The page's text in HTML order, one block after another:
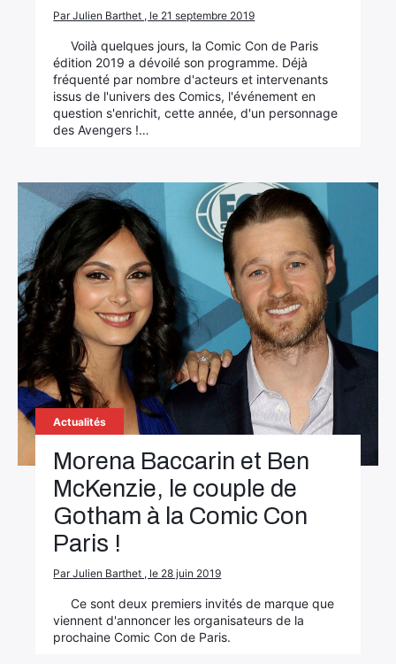
Par Julien Barthet , le 21 septembre 2019
Voilà quelques jours, la Comic Con de Paris
édition 2019 a dévoilé son programme. Déjà
fréquenté par nombre d'acteurs et intervenants
issus de l'univers des Comics, l'événement en
question s'enrichit, cette année, d'un personnage
des Avengers !…
Actualités
Morena Baccarin et Ben
McKenzie, le couple de
Gotham à la Comic Con
Paris !
Par Julien Barthet , le 28 juin 2019
Ce sont deux premiers invités de marque que
viennent d'annoncer les organisateurs de la
prochaine Comic Con de Paris.